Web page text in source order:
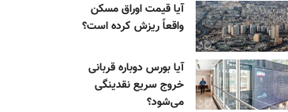
آیا قیمت اوراق مسکن
واقعاً ریزش کرده است؟
آیا بورس دوباره قربانی
خروج سریع نقدینگی
می‌شود؟